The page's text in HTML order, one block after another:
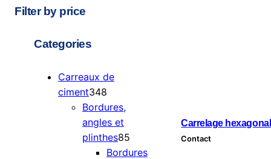
Filter by price
Categories
Carreaux de
ciment348
4
8
p
r
Bordures,
angles et
plinthes85
5
Bordures
Carrelage
Contact